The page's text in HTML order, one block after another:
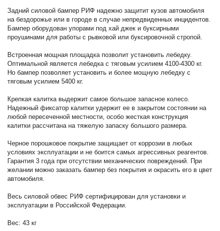
Задний силовой бампер РИФ надежно защитит кузов автомобиля
на бездорожье или в городе в случае непредвиденных инцидентов.
Бампер оборудован упорами под хай джек и буксирными
проушинами для работы с рывковой или буксировочной стропой.
Встроенная мощная площадка позволит установить лебедку.
Оптимальной является лебедка с тяговым усилием 4100-4300 кг.
Но бампер позволяет установить и более мощную лебедку с
тяговым усилием 5400 кг.
Крепкая калитка выдержит самое большое запасное колесо.
Надежный фиксатор калитки удержит ее в закрытом состоянии на
любой пересеченной местности, особо жесткая конструкция
калитки рассчитана на тяжелую запаску большого размера.
Черное порошковое покрытие защищает от коррозии в любых
условиях эксплуатации и не боится самых агрессивных реагентов.
Гарантия 3 года при отсутствии механических повреждений. При
желании можно заказать бампер без покрытия и окрасить его в цвет
автомобиля.
Весь силовой обвес РИФ сертифицирован для установки и
эксплуатации в Российской Федерации.
Вес: 43 кг